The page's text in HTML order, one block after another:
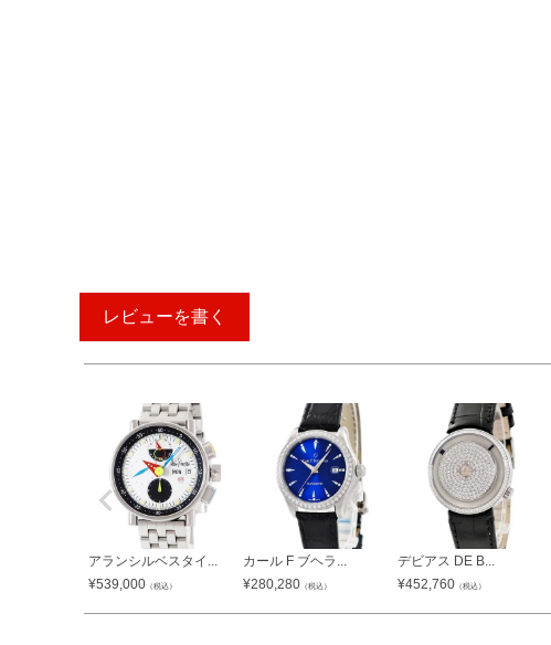
レビューを書く
アランシルベスタイ...
¥539,000 （税込）
カール F ブヘラ...
¥280,280 （税込）
デビアス DE B...
¥452,760 （税込）